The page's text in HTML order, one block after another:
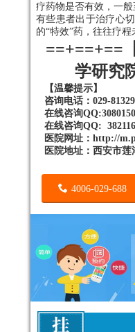
疗药物是否有效，一般
有些患者出于治疗心
的“特效”药，往往疗程
==+==+==
学研究
【温馨提示】
咨询电话：029-
在线咨询
在线咨询QQ:
医院网址：http://
医院地址：西安市
4006-029-688